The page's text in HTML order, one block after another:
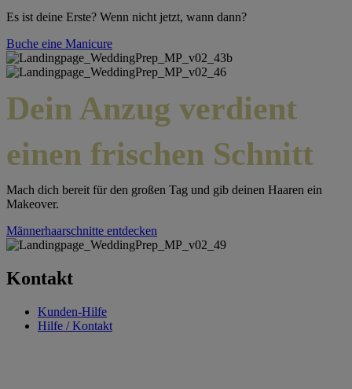
Es ist deine Erste? Wenn nicht jetzt, wann dann?
Buche eine Manicure
Dein Anzug verdient
einen frischen Schnitt
Mach dich bereit für den großen Tag und gib deinen Haaren ein
Makeover.
Männerhaarschnitte entdecken
Kontakt
Kunden-Hilfe
Hilfe / Kontakt